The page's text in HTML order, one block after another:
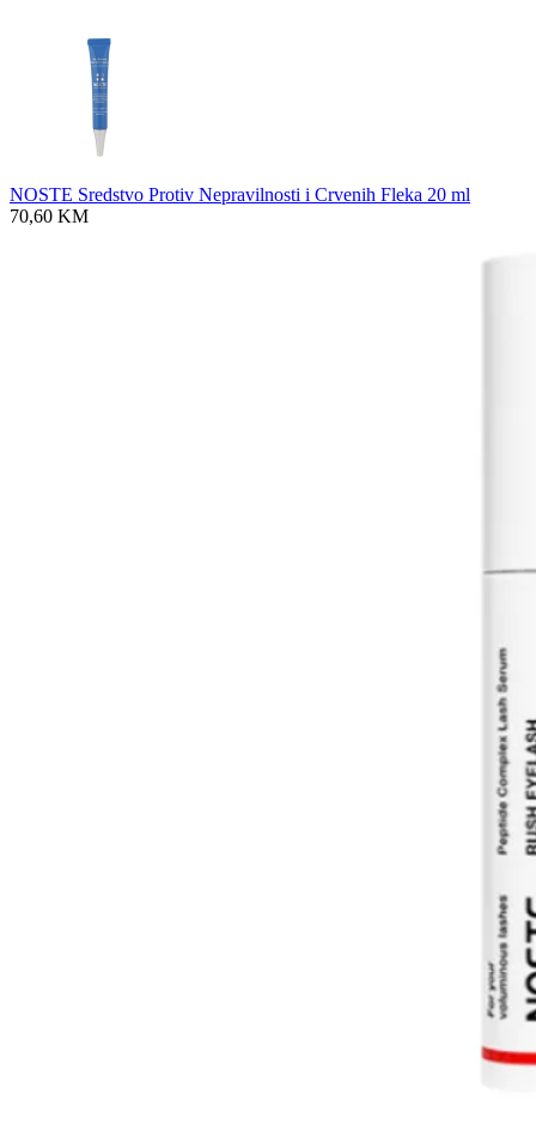
NOSTE Sredstvo Protiv Nepravilnosti i Crvenih Fleka 20 ml
70,60 KM